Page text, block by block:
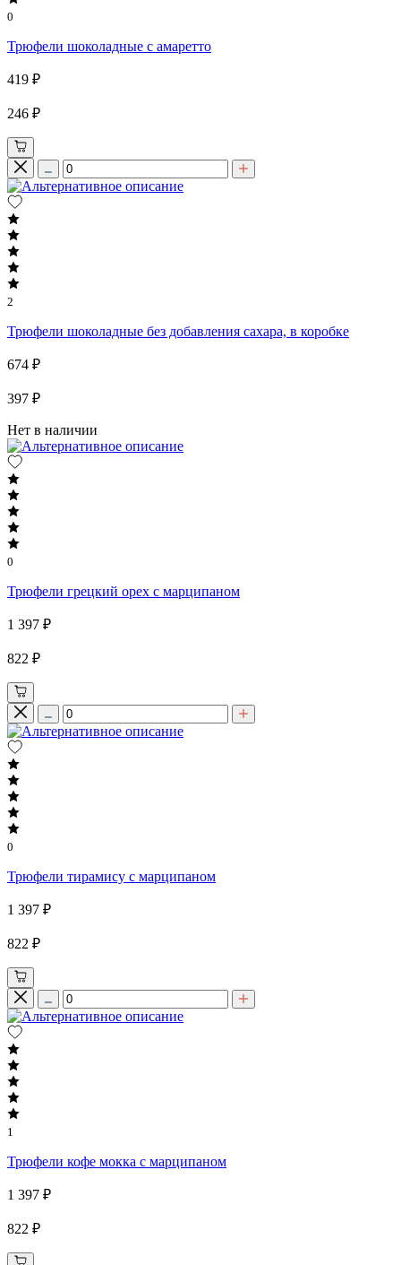
0
Трюфели шоколадные с амаретто
419 ₽
246 ₽
2
Трюфели шоколадные без добавления сахара, в коробке
674 ₽
397 ₽
Нет в наличии
0
Трюфели грецкий орех с марципаном
1 397 ₽
822 ₽
0
Трюфели тирамису с марципаном
1 397 ₽
822 ₽
1
Трюфели кофе мокка с марципаном
1 397 ₽
822 ₽